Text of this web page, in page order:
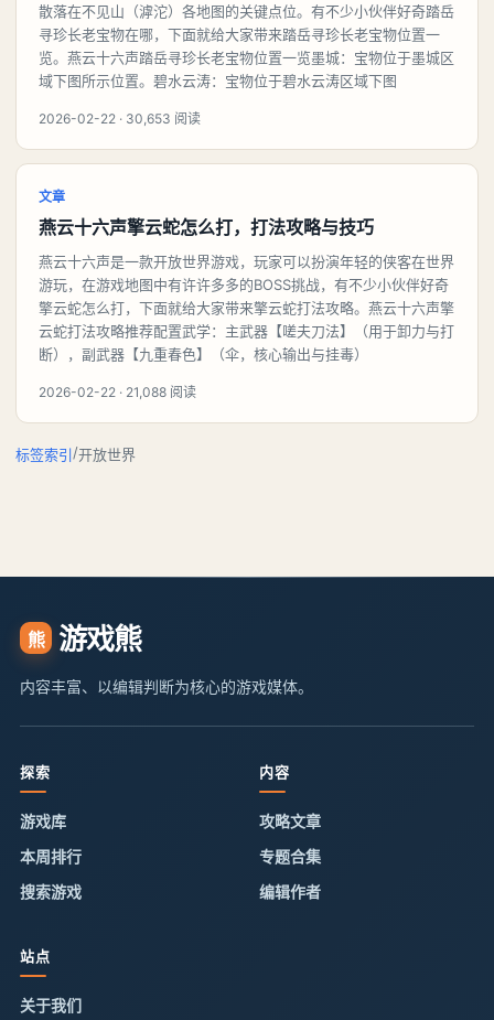
散落在不见山（滹沱）各地图的关键点位。有不少小伙伴好奇踏岳
寻珍长老宝物在哪，下面就给大家带来踏岳寻珍长老宝物位置一
览。燕云十六声踏岳寻珍长老宝物位置一览墨城：宝物位于墨城区
域下图所示位置。碧水云涛：宝物位于碧水云涛区域下图
2026-02-22 · 30,653 阅读
文章
燕云十六声擎云蛇怎么打，打法攻略与技巧
燕云十六声是一款开放世界游戏，玩家可以扮演年轻的侠客在世界
游玩，在游戏地图中有许许多多的BOSS挑战，有不少小伙伴好奇
擎云蛇怎么打，下面就给大家带来擎云蛇打法攻略。燕云十六声擎
云蛇打法攻略推荐配置武学：主武器【嗟夫刀法】（用于卸力与打
断），副武器【九重春色】（伞，核心输出与挂毒）
2026-02-22 · 21,088 阅读
标签索引/开放世界
熊 游戏熊
内容丰富、以编辑判断为核心的游戏媒体。
探索
游戏库
本周排行
搜索游戏
内容
攻略文章
专题合集
编辑作者
站点
关于我们